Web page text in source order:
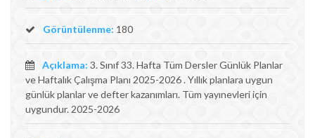
Görüntülenme: 180
Açıklama: 3. Sınıf 33. Hafta Tüm Dersler Günlük Planlar
ve Haftalık Çalışma Planı 2025-2026 . Yıllık planlara uygun
günlük planlar ve defter kazanımları. Tüm yayınevleri için
uygundur. 2025-2026